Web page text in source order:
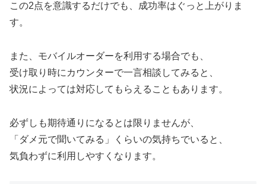
この2点を意識するだけでも、成功率はぐっと上がりま
す。
また、モバイルオーダーを利用する場合でも、
受け取り時にカウンターで一言相談してみると、
状況によっては対応してもらえることもあります。
必ずしも期待通りになるとは限りませんが、
「ダメ元で聞いてみる」くらいの気持ちでいると、
気負わずに利用しやすくなります。